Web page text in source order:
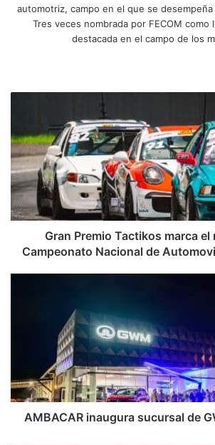
automotriz, campo en el que se
Tres veces nombrada por FECOM como
destacada en el campo de los
marca
el
regreso
del
Campeonato
Nacional
Automovilismo
Gran Premio Tactikos marca el
Campeonato Nacional de
AMBACAR inaugura sucursal de